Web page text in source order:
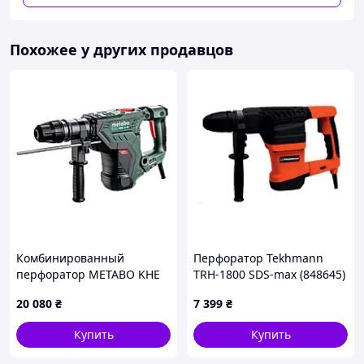
Антивибрационная система, быстрозажимной патрон
SDS-Plus и простая настройка оборотов (0-850 об/мин) –
принудительного воздушного охлаждения. Перегрев во
время работы исключен. Долговечность оборудования
также на высоте. Редуктор изготовлен из магниевого
перфоратора
из ударостойкого
пластика и лаковое покрытие на якоре редуктора
Данная модель перфоратора поставляется в
пластиковом кейсе с набором долбежного и бурильного
инструмента, что упрощает хранение и
транспортировку.
Особенности
Похожее у других продавцов
Комбинированный
перфоратор METABO KHE
20 080 ₴
Купить
Перфоратор Tekhmann
TRH-1800 SDS-max (848645)
7 399 ₴
Купить